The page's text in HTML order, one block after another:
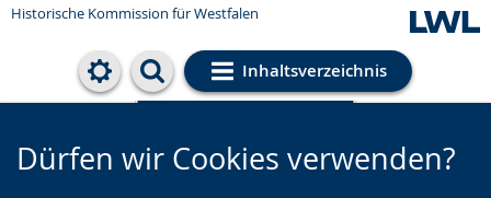
Historische Kommission für Westfalen
Inhaltsverzeichnis
Cookie-Einstellungen
Dürfen wir Cookies verwenden?